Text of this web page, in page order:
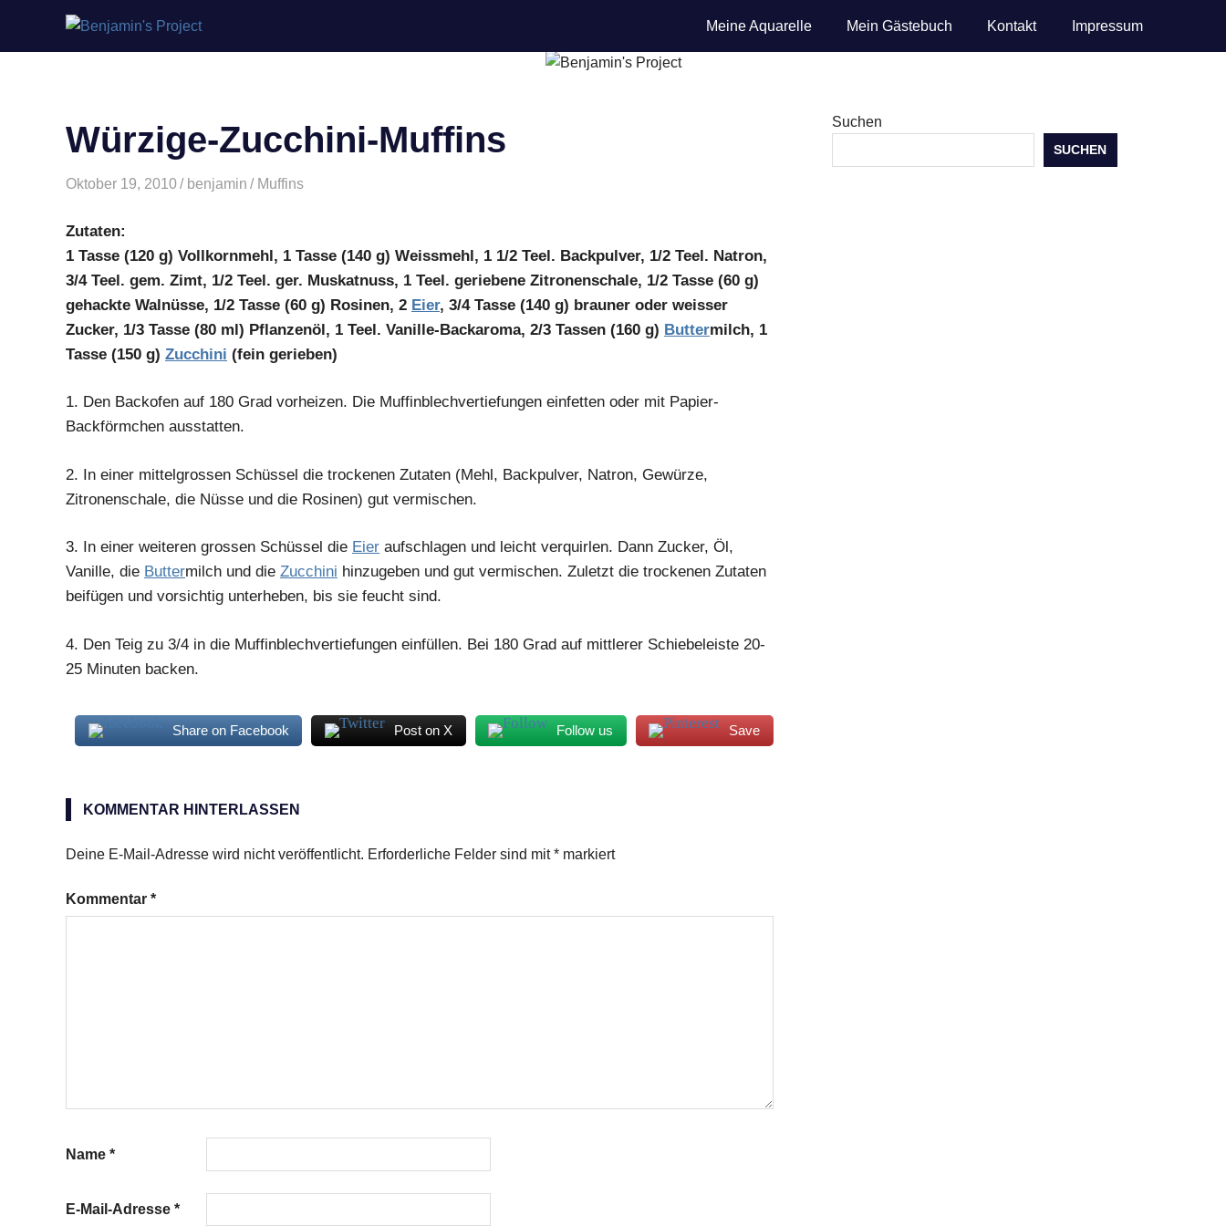
Meine Aquarelle Mein Gästebuch Kontakt Impressum
Würzige-Zucchini-Muffins
Oktober 19, 2010 benjamin Muffins
Zutaten:
1 Tasse (120 g) Vollkornmehl, 1 Tasse (140 g) Weissmehl, 1 1/2 Teel. Backpulver, 1/2 Teel. Natron,
3/4 Teel. gem. Zimt, 1/2 Teel. ger. Muskatnuss, 1 Teel. geriebene Zitronenschale, 1/2 Tasse (60 g)
gehackte Walnüsse, 1/2 Tasse (60 g) Rosinen, 2 Eier, 3/4 Tasse (140 g) brauner oder weisser
Zucker, 1/3 Tasse (80 ml) Pflanzenöl, 1 Teel. Vanille-Backaroma, 2/3 Tassen (160 g) Buttermilch, 1
Tasse (150 g) Zucchini (fein gerieben)
1. Den Backofen auf 180 Grad vorheizen. Die Muffinblechvertiefungen einfetten oder mit Papier-
Backförmchen ausstatten.
2. In einer mittelgrossen Schüssel die trockenen Zutaten (Mehl, Backpulver, Natron, Gewürze,
Zitronenschale, die Nüsse und die Rosinen) gut vermischen.
3. In einer weiteren grossen Schüssel die Eier aufschlagen und leicht verquirlen. Dann Zucker, Öl,
Vanille, die Buttermilch und die Zucchini hinzugeben und gut vermischen. Zuletzt die trockenen Zutaten
beifügen und vorsichtig unterheben, bis sie feucht sind.
4. Den Teig zu 3/4 in die Muffinblechvertiefungen einfüllen. Bei 180 Grad auf mittlerer Schiebeleiste 20-
25 Minuten backen.
Share on Facebook Post on X Follow us Save
würzig
KOMMENTAR HINTERLASSEN
Deine E-Mail-Adresse wird nicht veröffentlicht. Erforderliche Felder sind mit* markiert
Kommentar *
Name *
E-Mail-Adresse *
Suchen
SUCHEN